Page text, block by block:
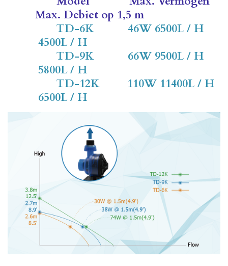
Max. Debiet op 1,5 m
TD-6K 46W 6500L / H
4500L / H
TD-9K 66W 9500L / H
5800L / H
TD-12K 110W 11400L / H
6500L / H